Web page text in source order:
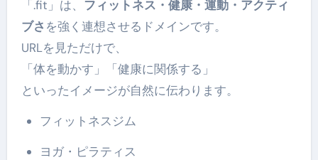
「.fit」は、 フィットネス・健康・運動・アクティ
ブさ を強く連想させるドメインです。
URLを見ただけで、
「体を動かす」「健康に関係する」
といったイメージが自然に伝わります。
フィットネスジム
ヨガ・ピラティス